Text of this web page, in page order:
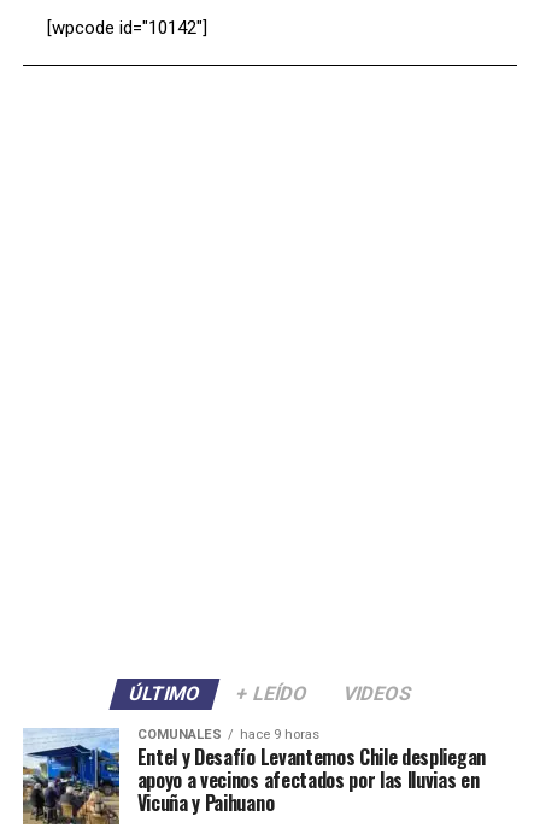
[wpcode id="10142"]
ÚLTIMO + LEÍDO VIDEOS
COMUNALES hace 9 horas
Entel y Desafío Levantemos Chile despliegan
apoyo a vecinos afectados por las lluvias en
Vicuña y Paihuano